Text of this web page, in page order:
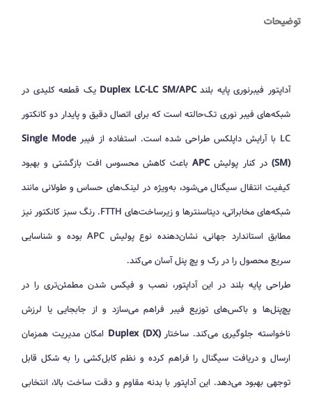
توضیحات
آداپتور فیبرنوری پایه بلندDuplex LC-LC SM/APC
یک قطعه کلیدی در
شبکه‌های فیبر نوری تک‌حالته است که برای اتصال دقیق و پایدار دو کانکتور
LC با آرایش داپلکس طراحی شده است. استفاده از فیبر
Single Mode
(SM)در کنار پولیشAPC باعث کاهش محسوس افت بازگشتی و بهبود
کیفیت انتقال سیگنال می‌شود، به‌ویژه در لینک‌های حساس و طولانی مانند
شبکه‌های مخابراتی، دیتاسنترها و زیرساخت‌های FTTH. رنگ سبز کانکتور نیز
مطابق استاندارد جهانی، نشان‌دهنده نوع پولیش APC بوده و شناسایی
سریع محصول را در رک و پچ پنل آسان می‌کند.
طراحی پایه بلند در این آداپتور، نصب و فیکس شدن مطمئن‌تری را در
پچ‌پنل‌ها و باکس‌های توزیع فیبر فراهم می‌سازد و از جابجایی یا لرزش
ناخواسته جلوگیری می‌کند. ساختارDuplex (DX) امکان مدیریت همزمان
ارسال و دریافت سیگنال را فراهم کرده و نظم کابل‌کشی را به شکل قابل
توجهی بهبود می‌دهد. این آداپتور با بدنه مقاوم و دقت ساخت بالا، انتخابی